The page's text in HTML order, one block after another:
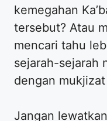
kemegahan
tersebut? Atau
mencari tahu
sejarah-sejarah
dengan
Jangan